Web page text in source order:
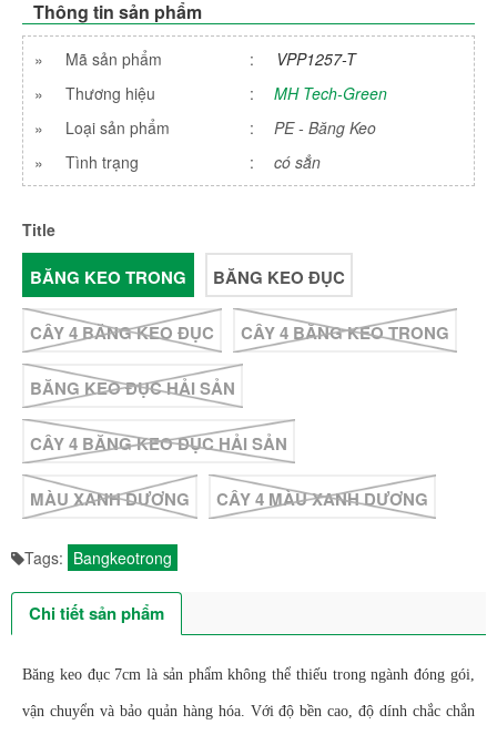
Thông tin sản phẩm
» Mã sản phẩm :
VPP1257-T
»
Thương hiệu :
MH Tech-Green
»
Loại sản phẩm :
PE - Băng Keo
»
Tình trạng : có sẳn
Title
BĂNG KEO TRONG BĂNG KEO ĐỤC
CÂY 4 BĂNG KEO ĐỤC CÂY 4 BĂNG KEO TRONG
BĂNG KEO ĐỤC HẢI SẢN
CÂY 4 BĂNG KEO ĐỤC HẢI SẢN
MÀU XANH DƯƠNG CÂY 4 MÀU XANH DƯƠNG
Tags: Bangkeotrong
Chi tiết sản phẩm
Băng keo đục 7cm là sản phẩm không thể thiếu trong ngành đóng gói,
vận chuyển và bảo quản hàng hóa. Với độ bền cao, độ dính chắc chắn